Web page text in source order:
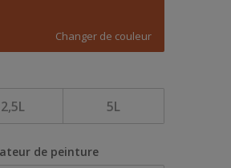
Changer de couleur
2,5L 5L
de peinture